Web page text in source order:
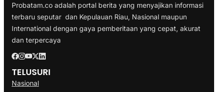
Probatam.co adalah portal berita yang menyajikan informasi
terbaru seputar dan Kepulauan Riau, Nasional maupun
International dengan gaya pemberitaan yang cepat, akurat
dan terpercaya
TELUSURI
Nasional